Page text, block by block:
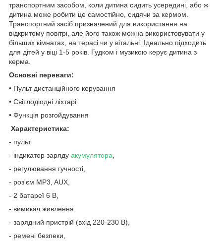
транспортним засобом, коли дитина сидить усередині, або ж
дитина може робити це самостійно, сидячи за кермом.
Транспортний засіб призначений для використання на
відкритому повітрі, але його також можна використовувати у
більших кімнатах, на терасі чи у вітальні. Ідеально підходить
для дітей у віці 1-5 років. Гудком і музикою керує дитина з
керма.
Основні переваги:
• Пульт дистанційного керування
• Світлодіодні ліхтарі
• Функція розгойдування
Характеристика:
- пульт,
- індикатор заряду акумулятора
- регулювання гучності,
- роз'єм MP3, AUX,
- 2 батареї 6 В,
- вимикач живлення,
- зарядний пристрій (вхід 220-230 В),
- ремені безпеки,